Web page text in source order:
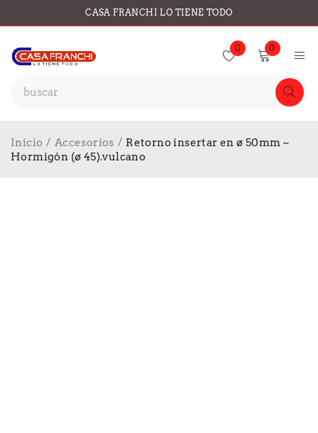
CASA FRANCHI LO TIENE TODO
0 0
Inicio / Accesorios / Retorno insertar en ø 50mm –
Hormigón (ø 45).vulcano